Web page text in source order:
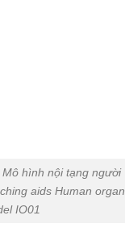
hình nội tạng người
aids Human organ
IO01